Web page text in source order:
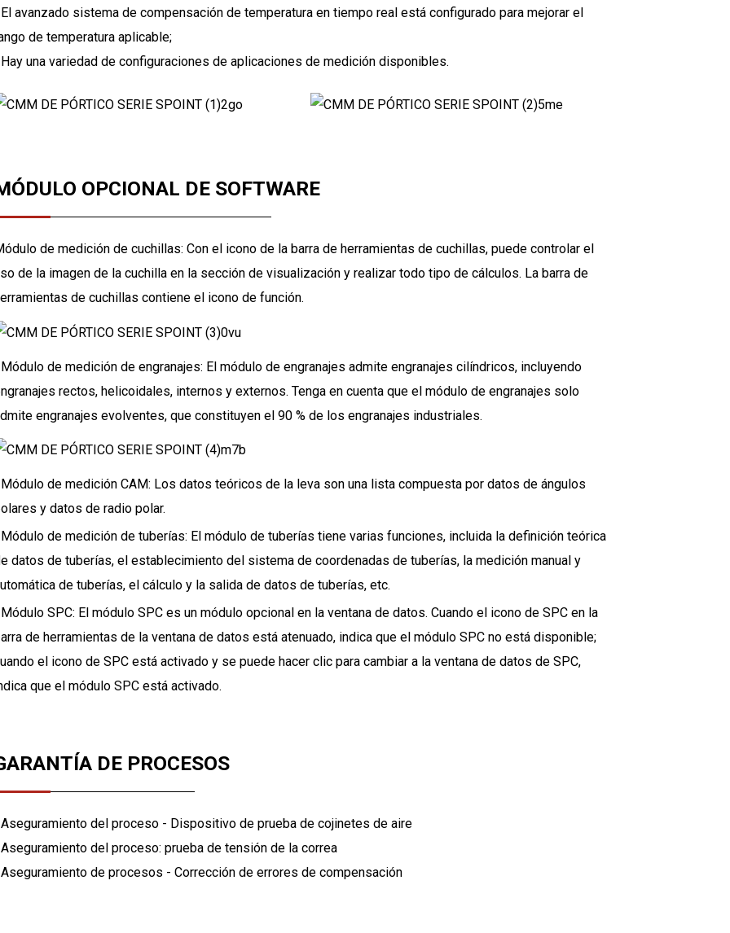
El avanzado sistema de compensación de temperatura en tiempo real está configurado para mejorar el
de temperatura aplicable;
Hay una variedad de configuraciones de aplicaciones de medición disponibles.
OPCIONAL DE SOFTWARE
de medición de cuchillas: Con el icono de la barra de herramientas de cuchillas, puede controlar el
de la imagen de la cuchilla en la sección de visualización y realizar todo tipo de cálculos. La barra de
de cuchillas contiene el icono de función.
Módulo de medición de engranajes: El módulo de engranajes admite engranajes cilíndricos, incluyendo
rectos, helicoidales, internos y externos. Tenga en cuenta que el módulo de engranajes solo
engranajes evolventes, que constituyen el 90 % de los engranajes industriales.
Módulo de medición CAM: Los datos teóricos de la leva son una lista compuesta por datos de ángulos
y datos de radio polar.
Módulo de medición de tuberías: El módulo de tuberías tiene varias funciones, incluida la definición teórica
datos de tuberías, el establecimiento del sistema de coordenadas de tuberías, la medición manual y
de tuberías, el cálculo y la salida de datos de tuberías, etc.
Módulo SPC: El módulo SPC es un módulo opcional en la ventana de datos. Cuando el icono de SPC en la
de herramientas de la ventana de datos está atenuado, indica que el módulo SPC no está disponible;
el icono de SPC está activado y se puede hacer clic para cambiar a la ventana de datos de SPC,
que el módulo SPC está activado.
DE PROCESOS
Aseguramiento del proceso - Dispositivo de prueba de cojinetes de aire
Aseguramiento del proceso: prueba de tensión de la correa
Aseguramiento de procesos - Corrección de errores de compensación